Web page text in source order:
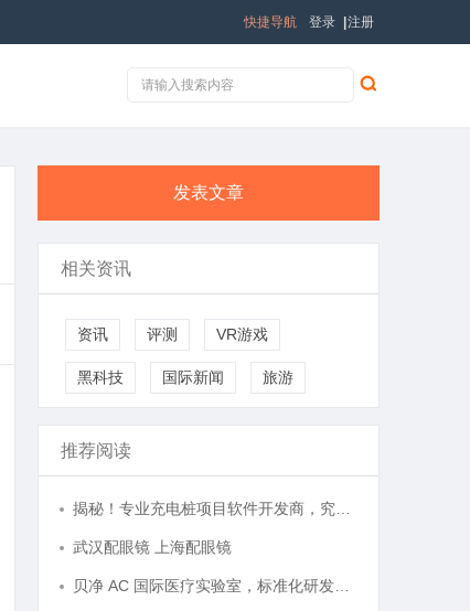
登录 注册
快捷导航
发表文章
相关资讯
资讯 评测 VR游戏
黑科技 国际新闻 旅游
推荐阅读
武汉配眼镜 上海配眼镜